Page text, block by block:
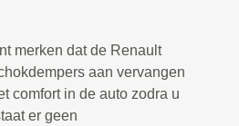
merken dat de Renault
aan vervangen
comfort in de auto zodra u
er geen